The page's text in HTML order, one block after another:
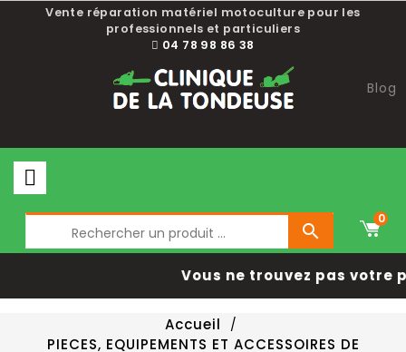
Vente réparation matériel motoculture pour les
professionnels et particuliers
04 78 98 86 38
Blog

0
Vous ne trouvez pas votre
Accueil
PIECES, EQUIPEMENTS ET ACCESSOIRES DE